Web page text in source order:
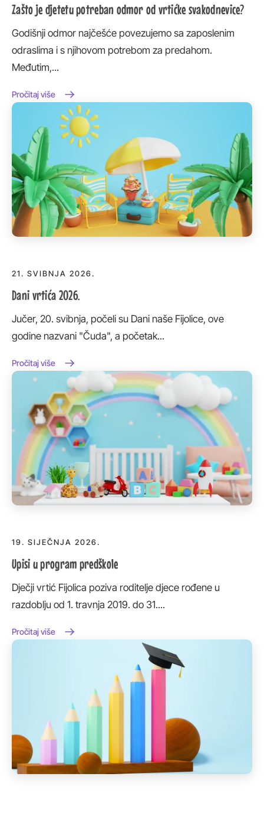
Zašto je djetetu potreban odmor od vrtićke svakodnevice?
Godišnji odmor najčešće povezujemo sa zaposlenim
odraslima i s njihovom potrebom za predahom.
Međutim,...
Pročitaj više
21. SVIBNJA 2026.
Dani vrtića 2026.
Jučer, 20. svibnja, počeli su Dani naše Fijolice, ove
godine nazvani "Čuda", a početak...
Pročitaj više
19. SIJEČNJA 2026.
Upisi u program predškole
Dječji vrtić Fijolica poziva roditelje djece rođene u
razdoblju od 1. travnja 2019. do 31....
Pročitaj više